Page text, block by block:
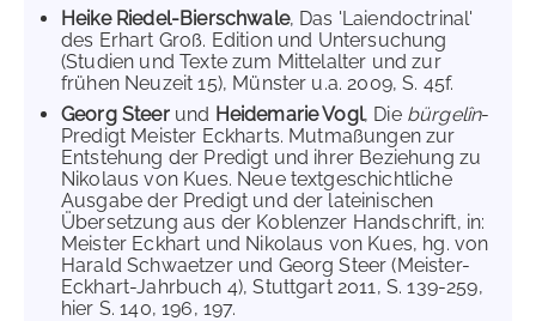
Heike Riedel-Bierschwale, Das 'Laiendoctrinal'
des Erhart Groß. Edition und Untersuchung
(Studien und Texte zum Mittelalter und zur
frühen Neuzeit 15), Münster u.a. 2009, S. 45f.
Georg Steerund Heidemarie Vogl, Die bürgelîn-
Predigt Meister Eckharts. Mutmaßungen zur
Entstehung der Predigt und ihrer Beziehung zu
Nikolaus von Kues. Neue textgeschichtliche
Ausgabe der Predigt und der lateinischen
Übersetzung aus der Koblenzer Handschrift, in:
Meister Eckhart und Nikolaus von Kues, hg. von
Harald Schwaetzer und Georg Steer (Meister-
Eckhart-Jahrbuch 4), Stuttgart 2011, S. 139-259,
hier S. 140, 196, 197.